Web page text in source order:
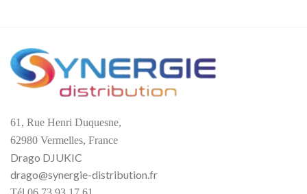
61, Rue Henri Duquesne,
62980 Vermelles, France
Drago DJUKIC
drago@synergie-distribution.fr